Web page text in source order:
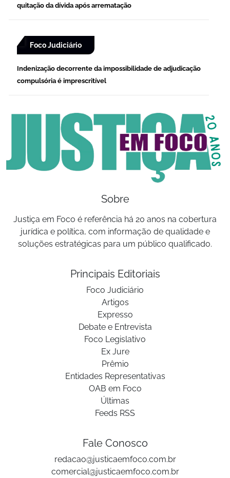
quitação da dívida após arrematação
Foco Judiciário
Indenização decorrente da impossibilidade de adjudicação
compulsória é imprescritível
Sobre
Justiça em Foco é referência há 20 anos na cobertura
jurídica e política, com informação de qualidade e
soluções estratégicas para um público qualificado.
Principais Editoriais
Foco Judiciário
Artigos
Expresso
Debate e Entrevista
Foco Legislativo
Ex Jure
Prêmio
Entidades Representativas
OAB em Foco
Últimas
Feeds RSS
Fale Conosco
redacao@justicaemfoco.com.br
comercial@justicaemfoco.com.br